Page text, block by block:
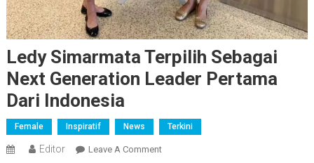
Ledy Simarmata Terpilih Sebagai
Next Generation Leader Pertama
Dari Indonesia
Female Inspiratif News Terkini
Editor Leave A CommentOn